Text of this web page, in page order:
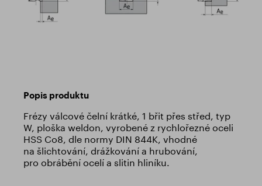
Popis produktu
Frézy válcové čelní krátké, 1 břit přes střed, typ
W, ploška weldon, vyrobené z rychlořezné oceli
HSS Co8, dle normy DIN 844K, vhodné
na šlichtování, drážkování a hrubování,
pro obrábění ocelí a slitin hliníku.